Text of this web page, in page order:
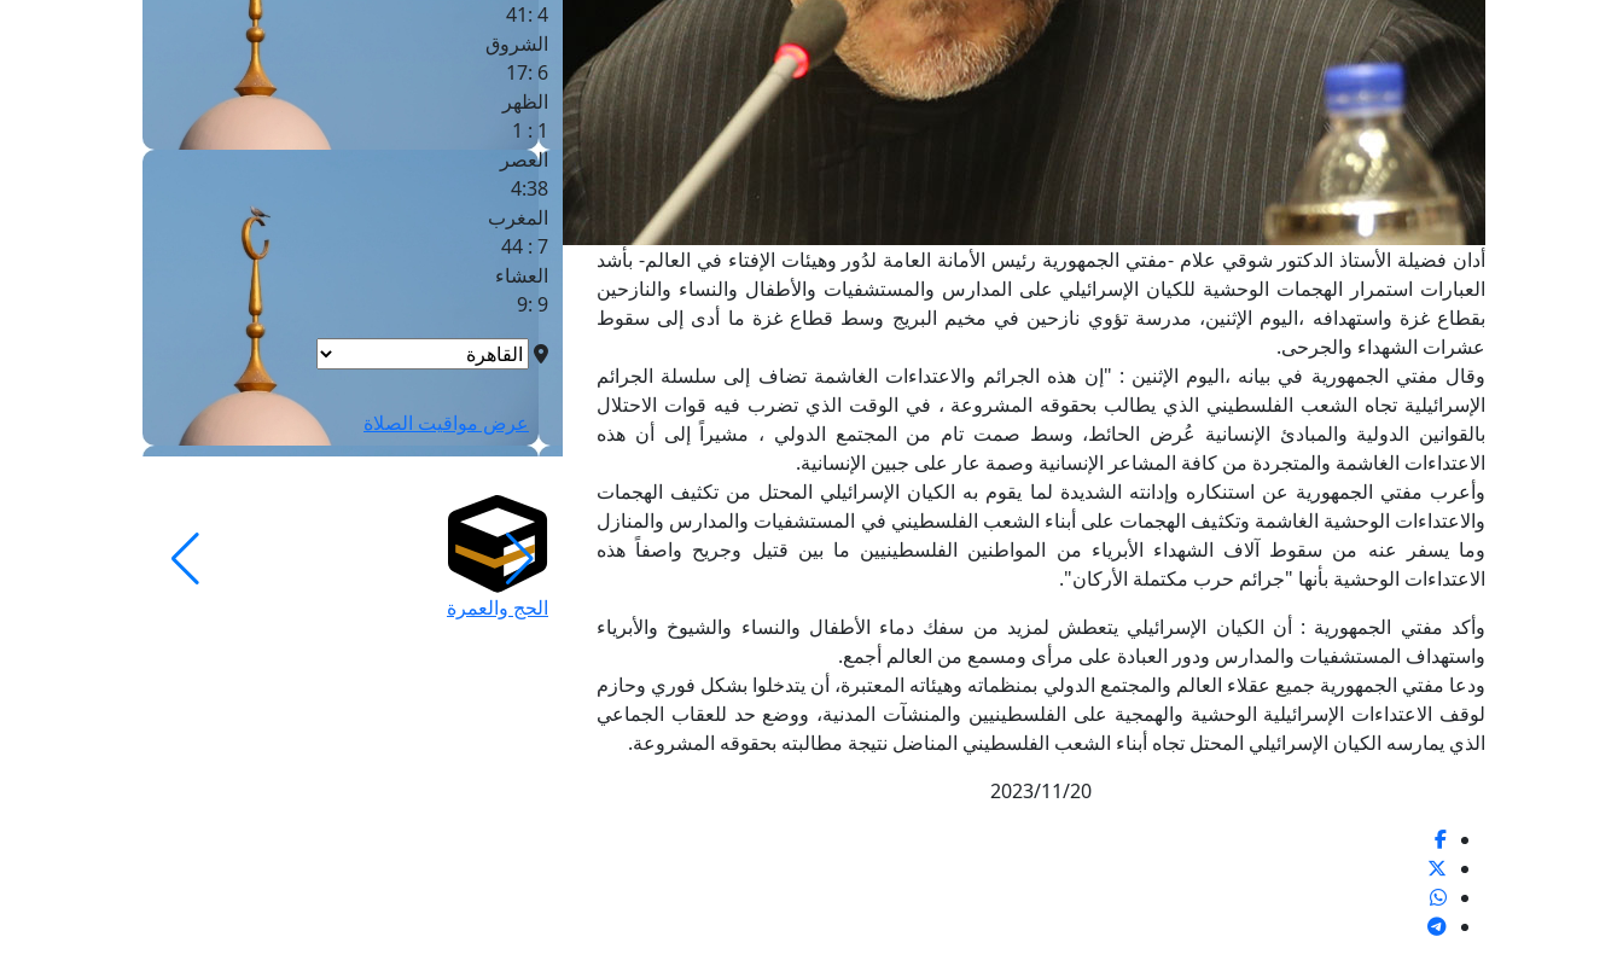
أدان فضيلة الأستاذ الدكتور شوقي علام -مفتي الجمهورية رئيس الأمانة العامة لدُور وهيئات الإفتاء في العالم- بأشد
العبارات استمرار الهجمات الوحشية للكيان الإسرائيلي على المدارس والمستشفيات والأطفال والنساء والنازحين
بقطاع غزة واستهدافه ،اليوم الإثنين، مدرسة تؤوي نازحين في مخيم البريج وسط قطاع غزة ما أدى إلى سقوط
عشرات الشهداء والجرحى.
وقال مفتي الجمهورية في بيانه ،اليوم الإثنين : "إن هذه الجرائم والاعتداءات الغاشمة تضاف إلى سلسلة الجرائم
الإسرائيلية تجاه الشعب الفلسطيني الذي يطالب بحقوقه المشروعة ، في الوقت الذي تضرب فيه قوات الاحتلال
بالقوانين الدولية والمبادئ الإنسانية عُرض الحائط، وسط صمت تام من المجتمع الدولي ، مشيراً إلى أن هذه
الاعتداءات الغاشمة والمتجردة من كافة المشاعر الإنسانية وصمة عار على جبين الإنسانية.
وأعرب مفتي الجمهورية عن استنكاره وإدانته الشديدة لما يقوم به الكيان الإسرائيلي المحتل من تكثيف الهجمات
والاعتداءات الوحشية الغاشمة وتكثيف الهجمات على أبناء الشعب الفلسطيني في المستشفيات والمدارس والمنازل
وما يسفر عنه من سقوط آلاف الشهداء الأبرياء من المواطنين الفلسطينيين ما بين قتيل وجريح واصفاً هذه
الاعتداءات الوحشية بأنها "جرائم حرب مكتملة الأركان".
وأكد مفتي الجمهورية : أن الكيان الإسرائيلي يتعطش لمزيد من سفك دماء الأطفال والنساء والشيوخ والأبرياء
واستهداف المستشفيات والمدارس ودور العبادة على مرأى ومسمع من العالم أجمع.
ودعا مفتي الجمهورية جميع عقلاء العالم والمجتمع الدولي بمنظماته وهيئاته المعتبرة، أن يتدخلوا بشكل فوري وحازم
لوقف الاعتداءات الإسرائيلية الوحشية والهمجية على الفلسطينيين والمنشآت المدنية، ووضع حد للعقاب الجماعي
الذي يمارسه الكيان الإسرائيلي المحتل تجاه أبناء الشعب الفلسطيني المناضل نتيجة مطالبته بحقوقه المشروعة.
2023/11/20
4 :41
الشروق
6 :17
الظهر
1 : 1
العصر
4:38
المغرب
7 : 44
العشاء
9 :9
عرض مواقيت الصلاة
الحج والعمرة